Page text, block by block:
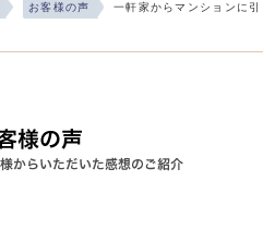
お客様の声 一軒家からマンションに